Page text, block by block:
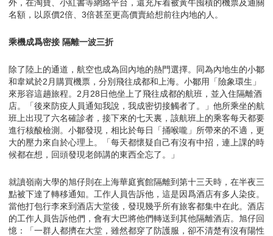
外，在淘寶、小紅書等網絡平台，還充斥着被黃牛囤積的機票及通關
名額，以原價2倍、3倍甚至更高價賣給想前往内地的人。
乘機成爲密接 隔離一波三折
除了陸上的通道，航空也成為回內地的熱門選擇。同為內地生的小鄒
和韋斌於2月購買機票，分別飛往成都和上海。小鄒用「險象環生」
來形容這趟旅程。2月28日他坐上了飛往成都的航班，並入住隔離酒
店。「後來防疫人員通知我說，我成密切接觸者了。」他所乘坐的航
班上出現了六名確診者，接下來的七天裏，該航班上的乘客每天都要
進行核酸檢測。小鄒發現，相比於每日「捅喉嚨」所帶來的不適，更
大的壓力來自於心理上。「每天都懷疑自己有沒有中招，連上課的時
候都在想，回頭發現老師講的東西全忘了。」
就讀嶺南大學的旭仔則在上海華庭賓館隔離到第十三天時，在半夜三
點被下達了轉移通知。工作人員告訴他，這是因爲酒店有多人染疫。
當他打包行李來到酒店大堂後，發現幾乎所有旅客都集中在此。酒店
的工作人員告訴他們，會有大巴將他們轉送到其他隔離酒店。旭仔回
憶：「一群人都擠在大堂，雖然都穿了防護服，卻不清楚有沒有陽性